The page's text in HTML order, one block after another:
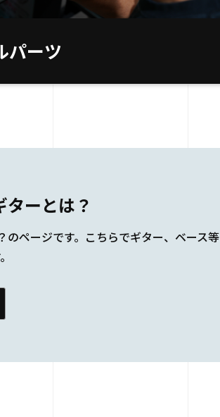
パーツ
ーとは？
ページです。こちらでギター、ベース等